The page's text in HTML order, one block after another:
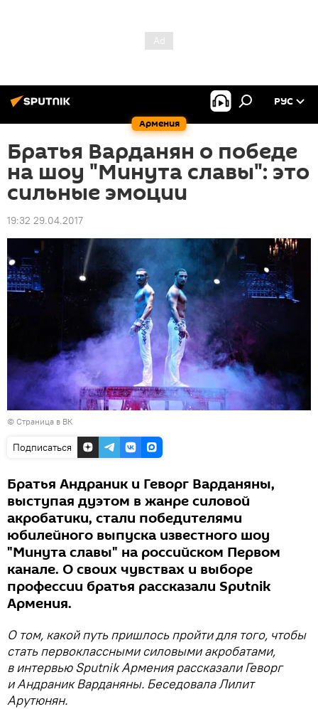
Армения
РУС
Братья Варданян о победе
на шоу "Минута славы": это
сильные эмоции
19:32 29.04.2017
© Страница в ВК
Подписаться
Братья Андраник и Геворг Варданяны,
выступая дуэтом в жанре силовой
акробатики, стали победителями
юбилейного выпуска известного шоу
"Минута славы" на российском Первом
канале. О своих чувствах и выборе
профессии братья рассказали Sputnik
Армения.
О том, какой путь пришлось пройти для того, чтобы
стать первоклассными силовыми акробатами,
в интервью Sputnik Армения рассказали Геворг
и Андраник Варданяны. Беседовала Лилит
Арутюнян.